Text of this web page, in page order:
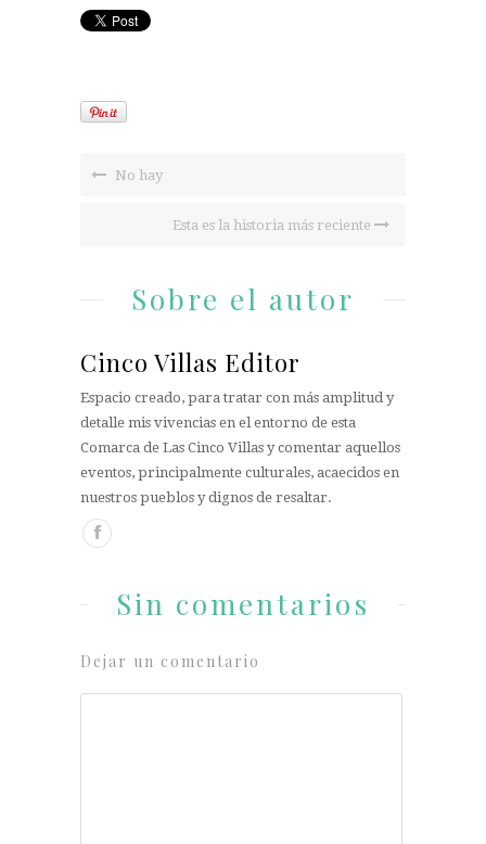
No hay
Esta es la historia más reciente
Sobre el autor
Cinco Villas Editor
Espacio creado, para tratar con más amplitud y
detalle mis vivencias en el entorno de esta
Comarca de Las Cinco Villas y comentar aquellos
eventos, principalmente culturales, acaecidos en
nuestros pueblos y dignos de resaltar.
Sin comentarios
Dejar un comentario